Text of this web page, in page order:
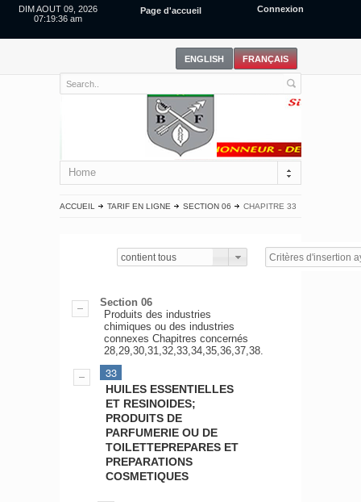
DIM AOUT 09, 2026
07:19:37 am
Page d'accueil Connexion
Home
ACCUEIL TARIF EN LIGNE SECTION 06 CHAPITRE 33
contient tous
Section 06
Produits des industries
chimiques ou des industries
connexes Chapitres concernés
28,29,30,31,32,33,34,35,36,37,38.
33
HUILES ESSENTIELLES
ET RESINOIDES;
PRODUITS DE
PARFUMERIE OU DE
TOILETTEPREPARES ET
PREPARATIONS
COSMETIQUES